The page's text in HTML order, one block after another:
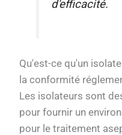
d'efficacité.
Qu'est-ce qu'un
la conformité
Les isolateurs sont
pour fournir un
pour le traitement